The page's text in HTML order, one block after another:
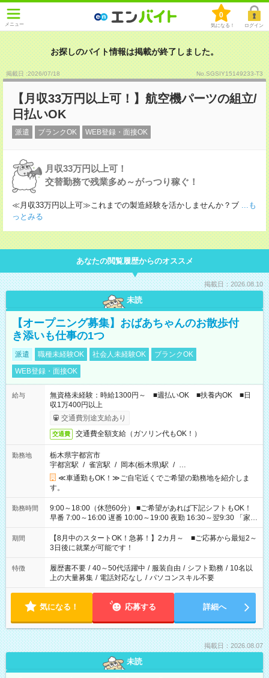
メニュー
0
気になる！ ログイン
お探しのバイト情報は掲載が終了しました。
掲載日 :2026/07/18 No.SGSIY15149233-T3
【月収33万円以上可！】航空機パーツの組立/
日払いOK
派遣 ブランクOK WEB登録・面接OK
月収33万円以上可！
交替勤務で残業多め～がっつり稼ぐ！
≪月収33万円以上可≫これまでの製造経験を活かしませんか？ブ ...も
っとみる
あなたの閲覧履歴からのオススメ
掲載日：2026.08.10
未読
【オープニング募集】おばあちゃんのお散歩付
き添いも仕事の1つ
派遣 職種未経験OK 社会人未経験OK
ブランクOK
WEB登録・面接OK
給与
無資格未経験：時給1300円～ ■週払いOK ■扶養内OK ■日
収1万400円以上
交通費別途支給あり
交通費 交通費全額支給（ガソリン代もOK！）
勤務地
栃木県宇都宮市
宇都宮駅 / 雀宮駅 / 岡本(栃木県)駅 / …
≪車通勤もOK！≫ご自宅近くでご希望の勤務地を紹介しま
す。
勤務時間
9:00～18:00（休憩60分） ■ご希望があれば下記シフトもOK！
早番 7:00～16:00 遅番 10:00～19:00 夜勤 16:30～翌9:30 「家族
と休みを合わせたい」 「余裕を持って夕飯の準備がしたい」
「できれば残業はしたくない」 など、ご希望を教えてください
ね。 ※Wワーク希望の方へ 今ご覧のお仕事で希望する勤務時間
と、もう1つのお仕事の勤務時間。 合計で週40時間を超える場
合は応募できません。
期間
【8月中のスタートOK！急募！】2カ月～ ■ご応募から最短2～
3日後に就業が可能です！
特徴 履歴書不要 / 40～50代活躍中 / 服装自由 / シフト勤務 / 10名以
上の大量募集 / 電話対応なし / パソコンスキル不要
気になる！ 応募する 詳細へ
掲載日：2026.08.07
未読